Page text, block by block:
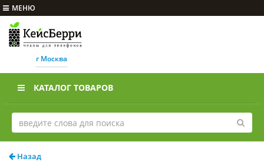
МЕНЮ
г Москва
КАТАЛОГ ТОВАРОВ
Назад